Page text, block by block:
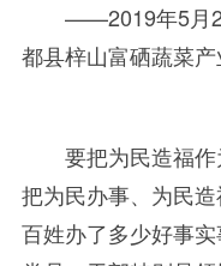
——2019年5月
都县梓山富硒蔬菜
要把为民造福
把为民办事、为民
百姓办了多少好事实